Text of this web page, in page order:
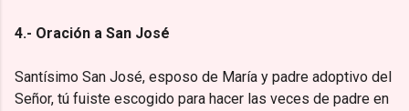
4.- Oración a San José
Santísimo San José, esposo de María y padre adoptivo del
Señor, tú fuiste escogido para hacer las veces de padre en